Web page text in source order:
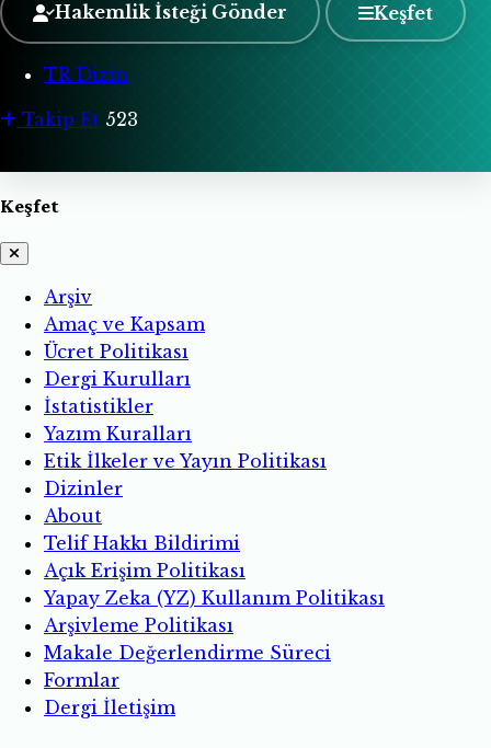
Hakemlik İsteği Gönder Keşfet
TR Dizin
Takip Et 523
Keşfet
Arşiv
Amaç ve Kapsam
Ücret Politikası
Dergi Kurulları
İstatistikler
Yazım Kuralları
Etik İlkeler ve Yayın Politikası
Dizinler
About
Telif Hakkı Bildirimi
Açık Erişim Politikası
Yapay Zeka (YZ) Kullanım Politikası
Arşivleme Politikası
Makale Değerlendirme Süreci
Formlar
Dergi İletişim